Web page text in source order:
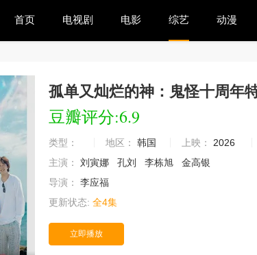
首页 电视剧 电影 综艺 动漫
孤单又灿烂的神：鬼怪十周年
豆瓣评分:6.9
类型： 地区： 韩国 上映： 2026
主演：
刘寅娜 孔刘 李栋旭
金高银
导演：
李应福
更新状态: 全4集
立即播放